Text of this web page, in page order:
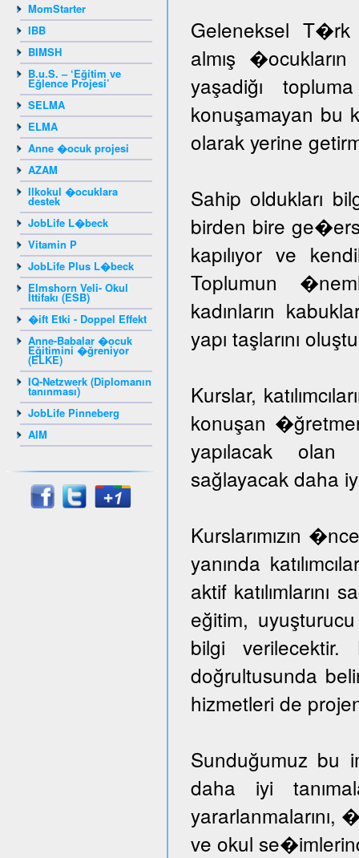
MomStarter
IBB
BIMSH
B.u.S. – ‘Eğitim ve
Eğlence Projesi’
SELMA
ELMA
Anne �ocuk projesi
AZAM
Ilkokul �ocuklara
destek
JobLife L�beck
Vitamin P
JobLife Plus L�beck
Elmshorn Veli- Okul
İttifakı (ESB)
�ift Etki - Doppel Effekt
Anne-Babalar �ocuk
Eğitimini �ğreniyor
(ELKE)
IQ-Netzwerk (Diplomanın
tanınması)
JobLife Pinneberg
AIM
Geleneksel
almış
yaşadiğı
konuşamayan bu
olarak yerine
Sahip oldukları
birden bire
kapılıyor ve
Toplumun
kadınların
yapı taşlarını
Kurslar,
konuşan
yapılacak olan
sağlayacak daha
Kurslarımızın
yanında
aktif
eğitim,
bilgi verilecektir.
doğrultusunda
hizmetleri de
Sunduğumuz bu
daha iyi
yararlanmalarını,
ve okul